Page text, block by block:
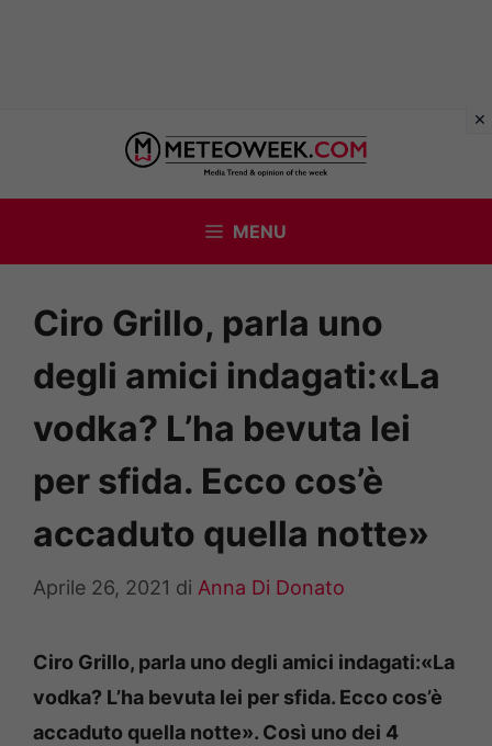
contenuto
MENU
Ciro Grillo, parla uno
degli amici indagati:«La
vodka? L’ha bevuta lei
per sfida. Ecco cos’è
accaduto quella notte»
Aprile 26, 2021 di Anna Di Donato
Ciro Grillo, parla uno degli amici indagati:«La
vodka? L’ha bevuta lei per sfida. Ecco cos’è
accaduto quella notte». Così uno dei 4